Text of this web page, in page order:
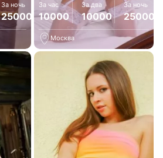
За ночь
25000
За час
10000
За два
10000
За ночь
25000
Москва